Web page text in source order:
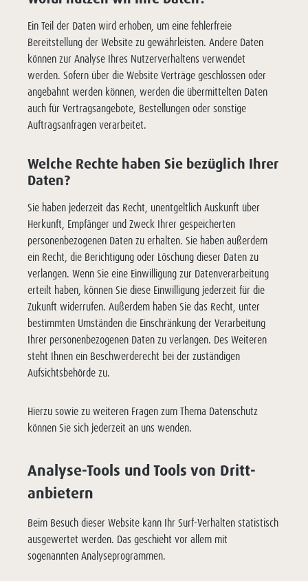
Ein Teil der Daten wird erhoben, um eine fehlerfreie
Bereitstellung der Website zu gewährleisten. Andere Daten
können zur Analyse Ihres Nutzerverhaltens verwendet
werden. Sofern über die Website Verträge geschlossen oder
angebahnt werden können, werden die übermittelten Daten
auch für Vertragsangebote, Bestellungen oder sonstige
Auftragsanfragen verarbeitet.
Welche Rechte haben Sie bezüglich Ihrer
Daten?
Sie haben jederzeit das Recht, unentgeltlich Auskunft über
Herkunft, Empfänger und Zweck Ihrer gespeicherten
personenbezogenen Daten zu erhalten. Sie haben außerdem
ein Recht, die Berichtigung oder Löschung dieser Daten zu
verlangen. Wenn Sie eine Einwilligung zur Datenverarbeitung
erteilt haben, können Sie diese Einwilligung jederzeit für die
Zukunft widerrufen. Außerdem haben Sie das Recht, unter
bestimmten Umständen die Einschränkung der Verarbeitung
Ihrer personenbezogenen Daten zu verlangen. Des Weiteren
steht Ihnen ein Beschwerderecht bei der zuständigen
Aufsichtsbehörde zu.
Hierzu sowie zu weiteren Fragen zum Thema Datenschutz
können Sie sich jederzeit an uns wenden.
Analyse-Tools und Tools von Dritt­
anbietern
Beim Besuch dieser Website kann Ihr Surf-Verhalten statistisch
ausgewertet werden. Das geschieht vor allem mit
sogenannten Analyseprogrammen.